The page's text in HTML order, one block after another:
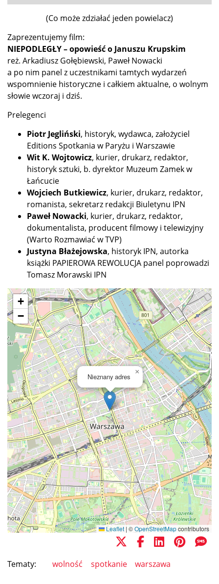
(Co może zdziałać jeden powielacz)
Zaprezentujemy film:
NIEPODLEGŁY – opowieść o Januszu Krupskim
reż. Arkadiusz Gołębiewski, Paweł Nowacki
a po nim panel z uczestnikami tamtych wydarzeń
wspomnienie historyczne i całkiem aktualne, o wolnym
słowie wczoraj i dziś.
Prelegenci
Piotr Jegliński, historyk, wydawca, założyciel
Editions Spotkania w Paryżu i Warszawie
Wit K. Wojtowicz, kurier, drukarz, redaktor,
historyk sztuki, b. dyrektor Muzeum Zamek w
Łańcucie
Wojciech Butkiewicz, kurier, drukarz, redaktor,
romanista, sekretarz redakcji Biuletynu IPN
Paweł Nowacki, kurier, drukarz, redaktor,
dokumentalista, producent filmowy i telewizyjny
(Warto Rozmawiać w TVP)
Justyna Błażejowska, historyk IPN, autorka
książki PAPIEROWA REWOLUCJA panel poprowadzi
Tomasz Morawski IPN
Nieznany adres
×
+
−
Leaflet | ©OpenStreetMapcontributors
Tematy: wolność spotkanie warszawa